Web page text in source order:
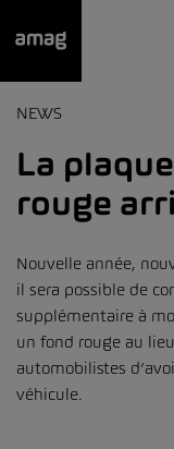
NEWS
La
rouge
Nouvelle année,
il sera possible de
supplémentaire à
un fond rouge au
automobilistes
véhicule.